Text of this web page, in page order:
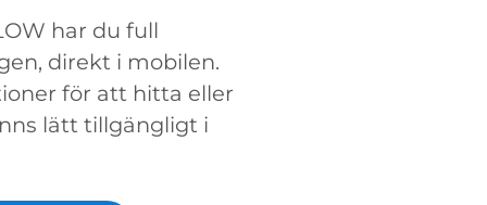
har du full
direkt i mobilen.
för att hitta eller
lätt tillgängligt i